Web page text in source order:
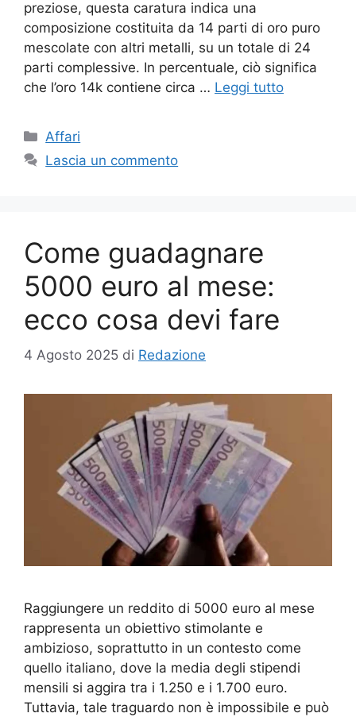
preziose, questa caratura indica una
composizione costituita da 14 parti di oro puro
mescolate con altri metalli, su un totale di 24
parti complessive. In percentuale, ciò significa
che l’oro 14k contiene circa … Leggi tutto
Categorie
Affari
Lascia un commento
Come guadagnare
5000 euro al mese:
ecco cosa devi fare
4 Agosto 2025 di Redazione
Raggiungere un reddito di 5000 euro al mese
rappresenta un obiettivo stimolante e
ambizioso, soprattutto in un contesto come
quello italiano, dove la media degli stipendi
mensili si aggira tra i 1.250 e i 1.700 euro.
Tuttavia, tale traguardo non è impossibile e può